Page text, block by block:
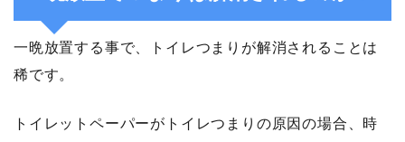
一晩放置する事で、トイレつまりが解消されることは
稀です。
トイレットペーパーがトイレつまりの原因の場合、時